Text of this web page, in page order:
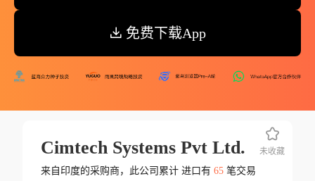
免费下载App
Cimtech Systems Pvt Ltd.
来自印度的采购商，此公司累计 进口有 65笔交易
未收藏